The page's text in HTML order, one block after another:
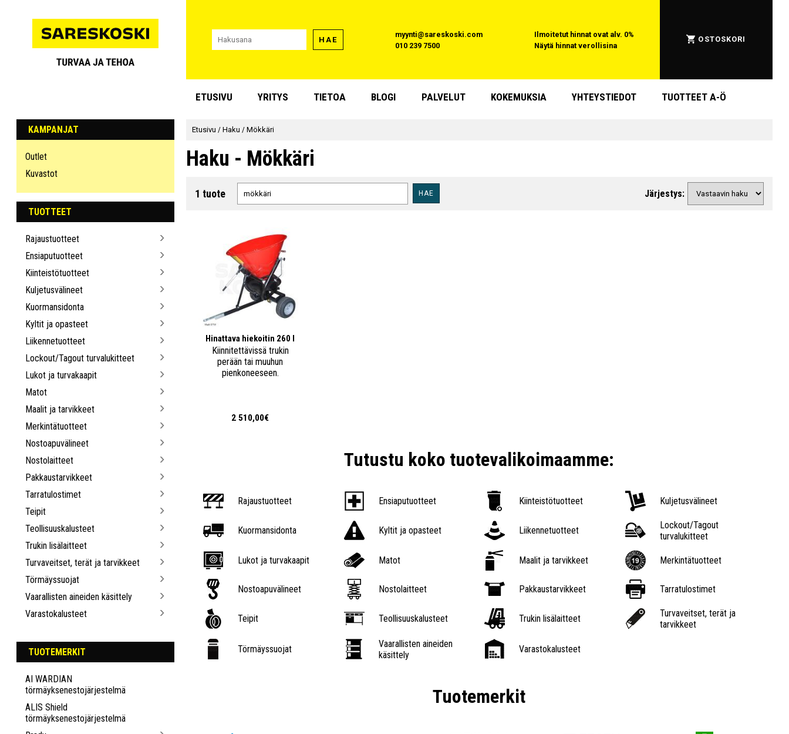
HAE
myynti@sareskoski.com
010 239 7500
Ilmoitetut hinnat ovat alv. 0%
Näytä hinnat verollisina
OSTOSKORI
ETUSIVU YRITYS TIETOA BLOGI PALVELUT KOKEMUKSIA YHTEYSTIEDOT TUOTTEET A-Ö
KAMPANJAT
Outlet
Kuvastot
TUOTTEET
Rajaustuotteet
Ensiaputuotteet
Kiinteistötuotteet
Kuljetusvälineet
Kuormansidonta
Kyltit ja opasteet
Liikennetuotteet
Lockout/Tagout turvalukitteet
Lukot ja turvakaapit
Matot
Maalit ja tarvikkeet
Merkintätuotteet
Nostoapuvälineet
Nostolaitteet
Pakkaustarvikkeet
Tarratulostimet
Teipit
Teollisuuskalusteet
Trukin lisälaitteet
Turvaveitset, terät ja tarvikkeet
Törmäyssuojat
Vaarallisten aineiden käsittely
Varastokalusteet
TUOTEMERKIT
AI WARDIAN
törmäyksenestojärjestelmä
ALIS Shield
törmäyksenestojärjestelmä
Etusivu /Haku /Mökkäri
Haku - Mökkäri
1 tuote HAE Järjestys:
Hinattava hiekoitin 260 l
Kiinnitettävissä trukin
perään tai muuhun
pienkoneeseen.
2 510,00€
Tutustu koko tuotevalikoimaamme:
Rajaustuotteet Ensiaputuotteet Kiinteistötuotteet Kuljetusvälineet
Kuormansidonta Kyltit ja opasteet Liikennetuotteet
Lockout/Tagout
turvalukitteet
Lukot ja turvakaapit Matot Maalit ja tarvikkeet Merkintätuotteet
Nostoapuvälineet Nostolaitteet Pakkaustarvikkeet Tarratulostimet
Teipit Teollisuuskalusteet Trukin lisälaitteet
Turvaveitset, terät ja
tarvikkeet
Törmäyssuojat
Vaarallisten aineiden
käsittely
Varastokalusteet
Tuotemerkit